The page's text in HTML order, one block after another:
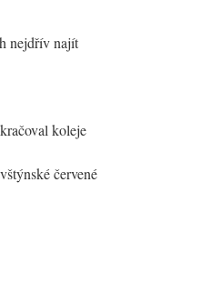
nejdřív najít
koleje
červené